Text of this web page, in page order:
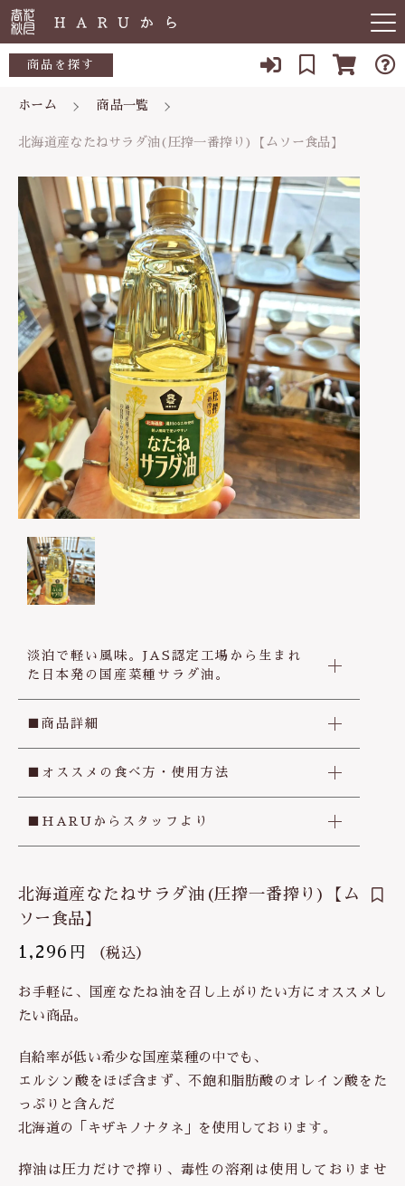
商品を探す
ホーム 商品一覧
北海道産なたねサラダ油(圧搾一番搾り)【ムソー食品】
淡泊で軽い風味。JAS認定工場から生まれ
た日本発の国産菜種サラダ油。
■商品詳細
■オススメの食べ方・使用方法
■HARUからスタッフより
北海道産なたねサラダ油(圧搾一番搾り)【ム
ソー食品】
1,296 円 （税込）
お手軽に、国産なたね油を召し上がりたい方にオススメし
たい商品。
自給率が低い希少な国産菜種の中でも、
エルシン酸をほぼ含まず、不飽和脂肪酸のオレイン酸をた
っぷりと含んだ
北海道の「キザキノナタネ」を使用しております。
搾油は圧力だけで搾り、毒性の溶剤は使用しておりませ
カートに商品を追加しました
ー食品】
1,296円 （税込）
ショッピングを続ける
カートを確認する
日用品一覧
食品一覧
陶器一覧
当店について
よくある質問
ブログ
042-430-4308
肌トラブル
低体温
体の痛み
便秘
虫刺され・防虫
ケガ・炎症など
体のダルさ
生活用品
陶器
食品
親カテゴリ
子カテゴリ
価格帯
～
その他
在庫あり セール
並び順